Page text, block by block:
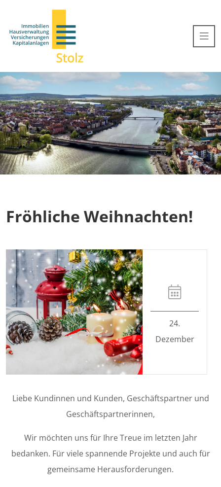
Fröhliche Weihnachten!
24.
Dezember
Liebe Kundinnen und Kunden, Geschäftspartner und
Geschäftspartnerinnen,
Wir möchten uns für Ihre Treue im letzten Jahr
bedanken. Für viele spannende Projekte und auch für
gemeinsame Herausforderungen.